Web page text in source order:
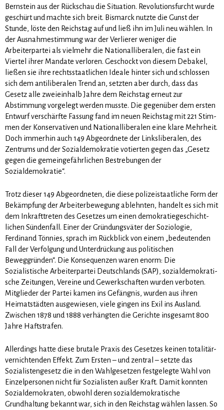
Bernstein aus der Rückschau die Situation. Revolutionsfurcht wurde
geschürt und machte sich breit. Bismarck nutzte die Gunst der
Stunde, löste den Reichstag auf und ließ ihn im Juli neu wählen. In
der Ausnahmestimmung war der Verlierer weniger die
Arbeiterpartei als vielmehr die Nationalliberalen, die fast ein
Viertel ihrer Mandate verloren. Geschockt von diesem Debakel,
ließen sie ihre rechtsstaatli­chen Ideale hinter sich und schlossen
sich dem antiliberalen Trend an, setzten aber durch, dass das
Gesetz alle zweieinhalb Jahre dem Reichstag erneut zur
Abstimmung vorgelegt werden musste. Die gegenüber dem ersten
Entwurf verschärfte Fassung fand im neuen Reichstag mit 221 Stim­
men der Konservativen und Nationalliberalen eine klare Mehrheit.
Doch immerhin auch 149 Abgeord­nete der Linksliberalen, des
Zentrums und der Sozialdemokratie votierten gegen das „Gesetz
gegen die gemeingefährlichen Bestrebungen der
Sozialdemokratie“.
Trotz dieser 149 Abgeordneten, die diese polizeistaatliche Form der
Bekämpfung der Arbeiterbewe­gung ablehnten, handelt es sich mit
dem Inkrafttreten des Gesetzes um einen demokratiegeschicht­
lichen Sündenfall. Einer der Gründungsväter der Soziologie,
Ferdinand Tönnies, sprach im Rückblick von einem „bedeutenden
Fall der Verfolgung und Unterdrückung aus politischen
Beweggründen“. Die Konsequenzen waren enorm: Die
Sozialistische Arbeiterpartei Deutschlands (SAP), sozialdemokrati­
sche Zeitungen, Vereine und Gewerkschaften wurden verboten.
Mitglieder der Partei kamen ins Gefäng­nis, wurden aus ihren
Heimatstädten ausgewiesen, viele gingen ins Exil ins Ausland.
Zwischen 1878 und 1888 verhängten die Gerichte insgesamt 800
Jahre Haftstrafen.
Allerdings hatte diese brutale Praxis des Gesetzes keinen totalitär-
vernichtenden Effekt. Zum Ersten – und zentral – setzte das
Sozialistengesetz die in den Wahlgesetzen festgelegte Wahl von
Einzelperso­nen nicht für Sozialisten außer Kraft. Damit konnten
Sozialdemokraten, obwohl deren sozialdemokra­tische
Grundhaltung bekannt war, sich in den Reichstag wählen lassen. So